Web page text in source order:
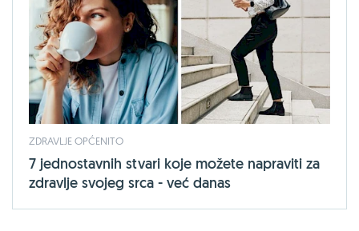
ZDRAVLJE OPĆENITO
7 jednostavnih stvari koje možete napraviti za
zdravlje svojeg srca - već danas